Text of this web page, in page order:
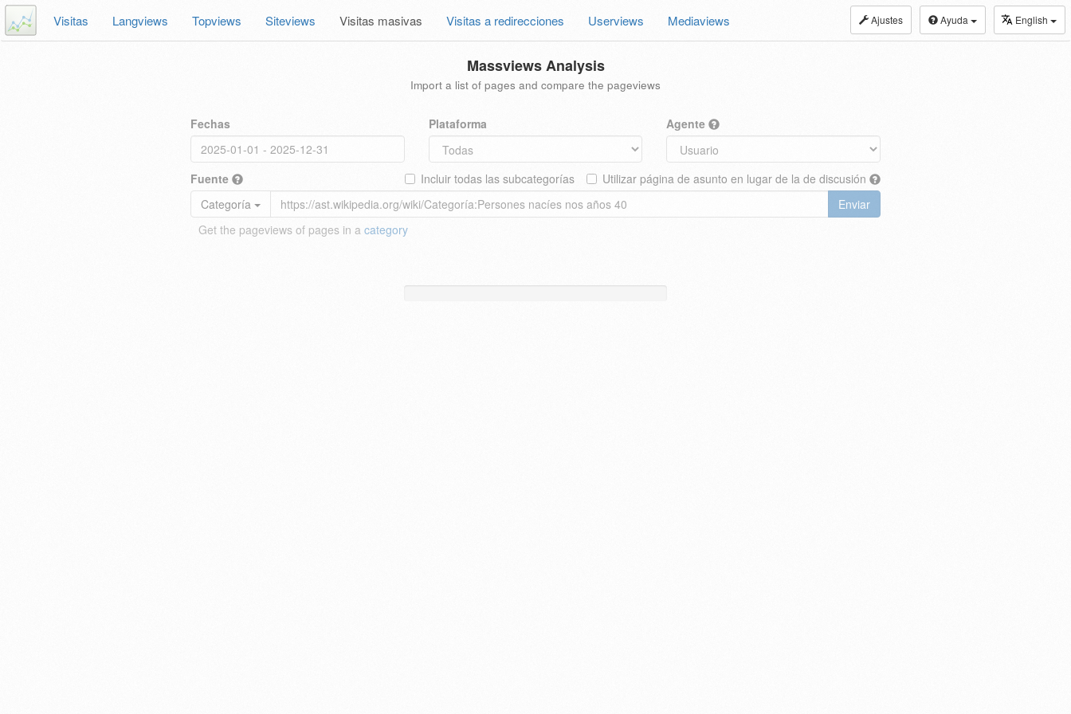
Ajustes Ayuda English
Visitas Langviews Topviews Siteviews Visitas masivas Visitas a redirecciones Userviews Mediaviews
Massviews Analysis
Import a list of pages and compare the pageviews
Fechas Plataforma Agente
Fuente Utilizar página de asunto en lugar de la de discusión
Incluir todas las subcategorías
Categoría
Enviar
Get the pageviews of pages in a category